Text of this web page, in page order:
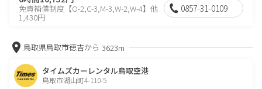
免責補償制度【O-2,C-3,M-3,W-2,W-4】他
1,430円
0857-31-0109
鳥取県鳥取市徳吉から 3623m
タイムズカーレンタル鳥取空港
鳥取市湖山町4-110-5